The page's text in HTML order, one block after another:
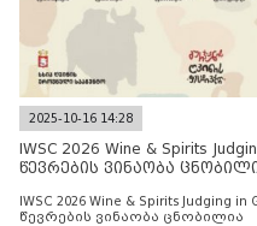
2025-10-16 14:28
IWSC 2026 Wine & Spirits
წევრების ვინაობა
IWSC 2026 Wine & Spirits Judging
წევრების ვინაობა ცნობილია